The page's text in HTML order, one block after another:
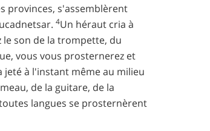
provinces, s'assemblèrent
4Un héraut cria à
son de la trompette, du
vous vous prosternerez et
à l'instant même au milieu
de la guitare, de la
langues se prosternèrent